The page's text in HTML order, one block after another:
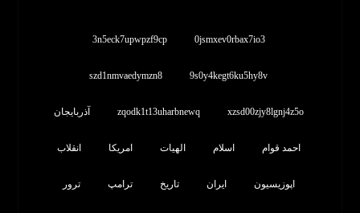
0jsmxev0rbax7io3
3n5eck7upwpzf9cp
9s0y4kegt6ku5hy8v
szd1nmvaedymzn8
xzsd00zjy8lgnj4z5o
zqodk1t13uharbnewq آذربایجان
احمد قوام اسلام الهیات امریکا انقلاب
اپوزیسیون ایران تاریخ ترامپ ترور